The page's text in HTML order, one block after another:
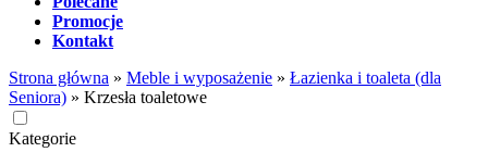
Promocje
Kontakt
Strona główna » Meble i wyposażenie » Łazienka i toaleta (dla
Seniora) » Krzesła toaletowe
Kategorie